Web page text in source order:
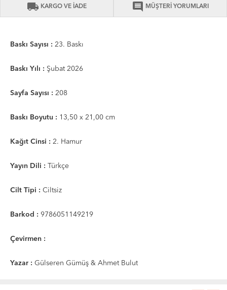
local_shipping KARGO VE İADE comment MÜŞTERİ YORUMLARI
Baskı Sayısı : 23. Baskı
Baskı Yılı : Şubat 2026
Sayfa Sayısı : 208
Baskı Boyutu : 13,50 x 21,00 cm
Kağıt Cinsi : 2. Hamur
Yayın Dili : Türkçe
Cilt Tipi : Ciltsiz
Barkod : 9786051149219
Çevirmen :
Yazar : Gülseren Gümüş & Ahmet Bulut